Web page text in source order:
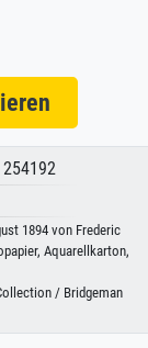
1894 von Frederic
Aquarellkarton,
/ Bridgeman